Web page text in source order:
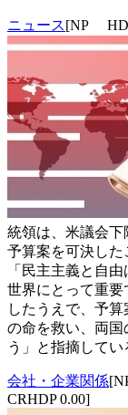
ニュース[NP HDP
統領は、米議会下
予算案を可決した
「民主主義と自
世界にとって重要
したうえで、予
の命を救い、両国
う」と指摘してい
会社・企業関係
CRHDP 0.00]